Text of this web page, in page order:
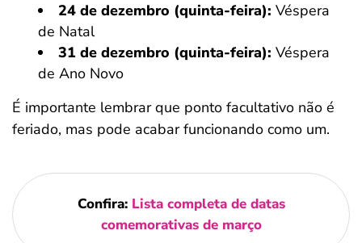
24 de dezembro (quinta-feira): Véspera
de Natal
31 de dezembro (quinta-feira): Véspera
de Ano Novo
É importante lembrar que ponto facultativo não é
feriado, mas pode acabar funcionando como um.
Confira: Lista completa de datas
comemorativas de março